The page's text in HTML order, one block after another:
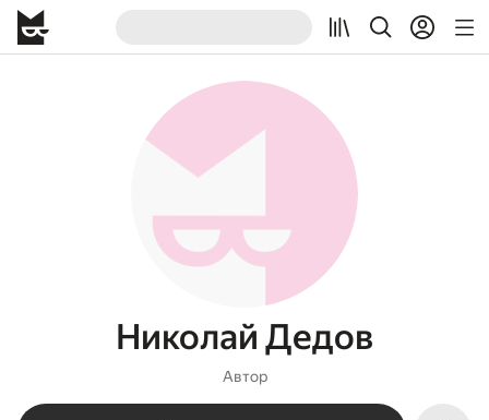
Николай Дедов
Автор